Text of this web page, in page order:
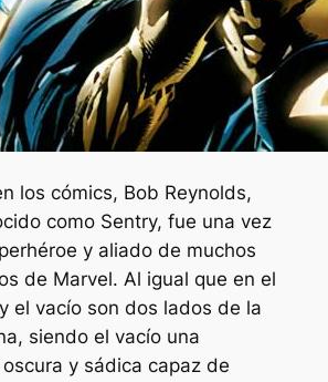
los cómics, Bob Reynolds,
como Sentry, fue una vez
y aliado de muchos
de Marvel. Al igual que en el
el vacío son dos lados de la
siendo el vacío una
y sádica capaz de